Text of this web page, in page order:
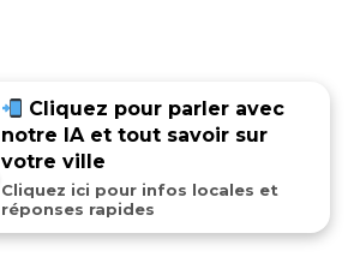
Cliquez pour parler avec
notre IA et tout savoir sur
votre ville
Cliquez ici pour infos locales et
réponses rapides